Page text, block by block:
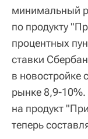
минимальный
по продукту
процентных
ставки
в новостройке
рынке 8,9-
на продукт
теперь